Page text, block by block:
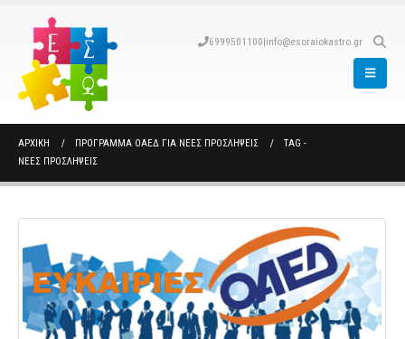
6999501100|info@esoraiokastro.gr
ΑΡΧΙΚΉ ΠΡΟΓΡΑΜΜΑ ΟΑΕΔ ΓΙΑ ΝΕΕΣ ΠΡΟΣΛΗΨΕΙΣ
TAG -
ΝΕΕΣ ΠΡΟΣΛΗΨΕΙΣ